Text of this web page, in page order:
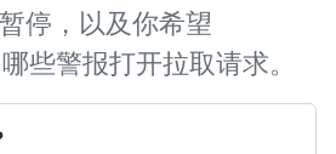
停，以及你希望
些警报打开拉取请求。